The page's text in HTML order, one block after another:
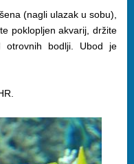
(nagli ulazak u sobu),
poklopljen akvarij, držite
bodlji. Ubod je